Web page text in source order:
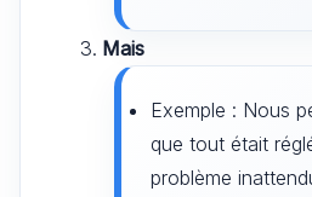
Mais
Exemple : Nous
que tout était
problème